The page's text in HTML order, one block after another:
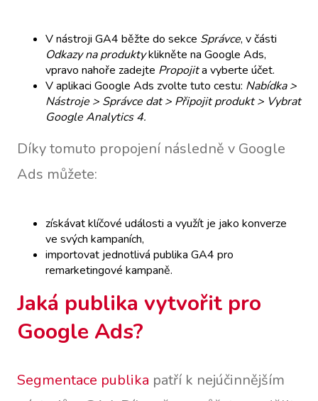
V nástroji GA4 běžte do sekce Správce, v části
Odkazy na produktyklikněte na Google Ads,
vpravo nahoře zadejte Propojita vyberte účet.
V aplikaci Google Ads zvolte tuto cestu: Nabídka >
Nástroje > Správce dat > Připojit produkt > Vybrat
Google Analytics 4.
Díky tomuto propojení následně v Google
Ads můžete:
získávat klíčové události a využít je jako konverze
ve svých kampaních,
importovat jednotlivá publika GA4 pro
remarketingové kampaně.
Jaká publika vytvořit pro
Google Ads?
Segmentace publika patří k nejúčinnějším